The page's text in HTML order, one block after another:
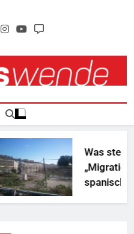
Jetzt!
Was steckt
spanischen
Nordafrika?